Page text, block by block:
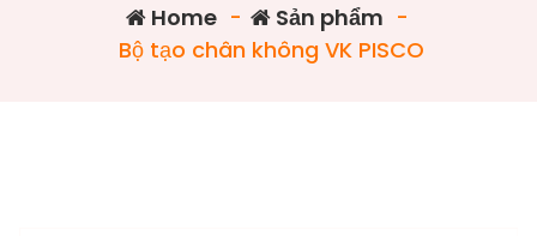
Home- Sản phẩm -
Bộ tạo chân không VK PISCO